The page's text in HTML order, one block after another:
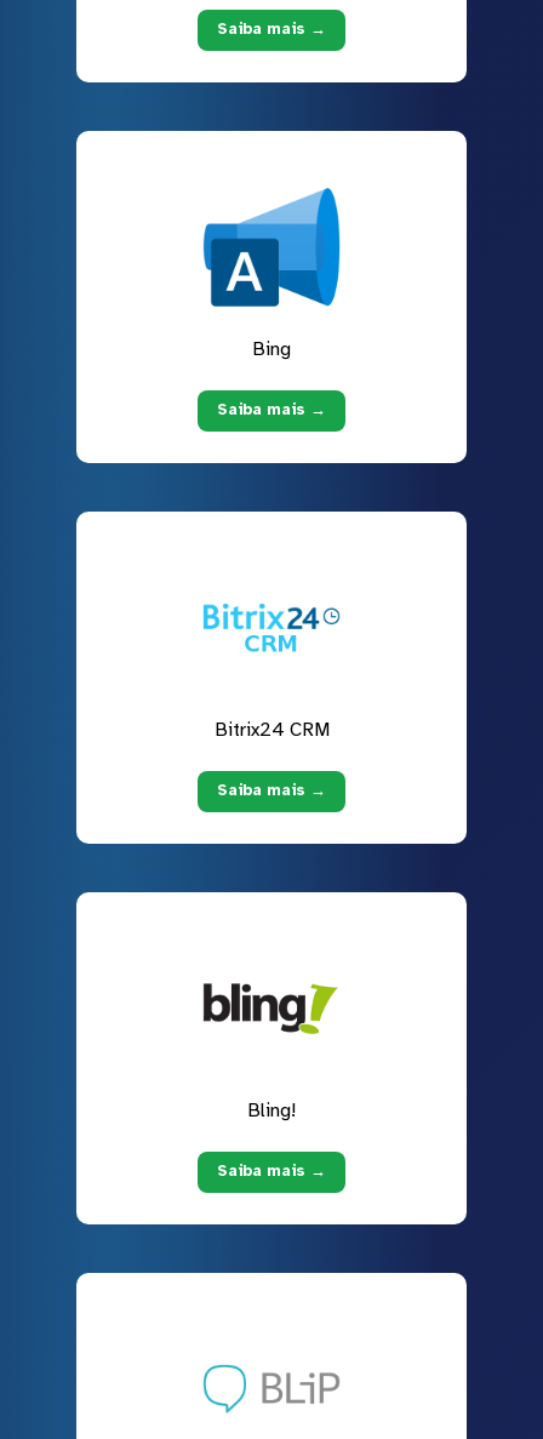
Saiba mais →
Bing
Saiba mais →
Bitrix24 CRM
Saiba mais →
Bling!
Saiba mais →